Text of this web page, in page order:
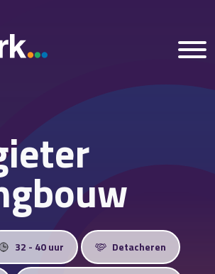
Home
Vacatures
Nieuws
Over ons
32 - 40 uur Detacheren